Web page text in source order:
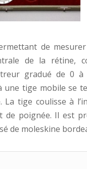
de
de la rétine,
gradué de 0 à
une tige mobile se
La tige coulisse à
de poignée. Il est
de moleskine